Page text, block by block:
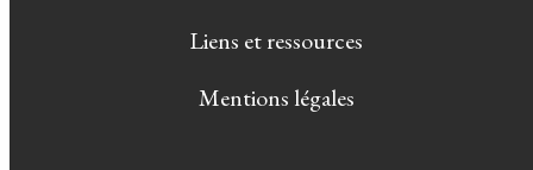
Liens et ressources
Mentions légales